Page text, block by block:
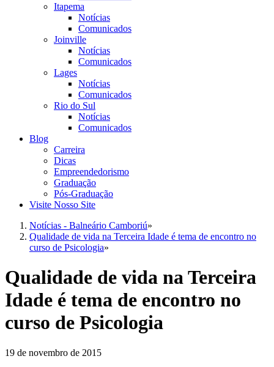
Itapema
Notícias
Comunicados
Joinville
Notícias
Comunicados
Lages
Notícias
Comunicados
Rio do Sul
Notícias
Comunicados
Blog
Carreira
Dicas
Empreendedorismo
Graduação
Pós-Graduação
Visite Nosso Site
Notícias - Balneário Camboriú»
Qualidade de vida na Terceira Idade é tema de encontro no
curso de Psicologia»
Qualidade de vida na Terceira
Idade é tema de encontro no
curso de Psicologia
19 de novembro de 2015